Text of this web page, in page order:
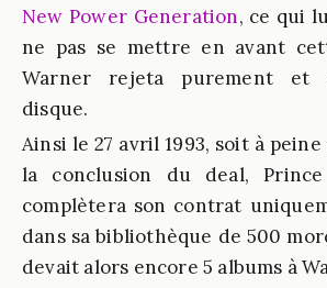
New Power Generation, ce qui
ne pas se mettre en avant
Warner rejeta purement et
disque.
Ainsi le 27 avril 1993, soit à
la conclusion du deal, Prince
complètera son contrat
dans sa bibliothèque de 500
devait alors encore 5 albums à